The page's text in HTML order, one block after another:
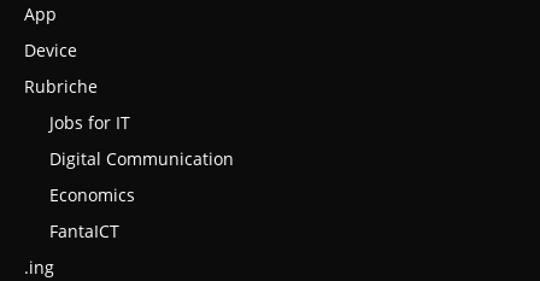
App
Device
Rubriche
Jobs for IT
Digital Communication
Economics
FantaICT
.ing